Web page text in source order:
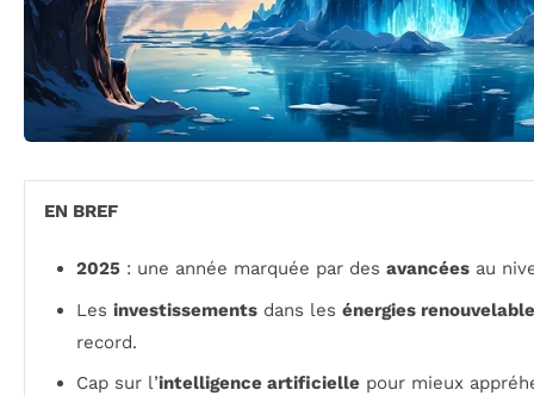
EN BREF
2025 : une année marquée par des avancées au
Les investissements dans les énergies
record.
Cap sur l’intelligence artificielle pour mieux